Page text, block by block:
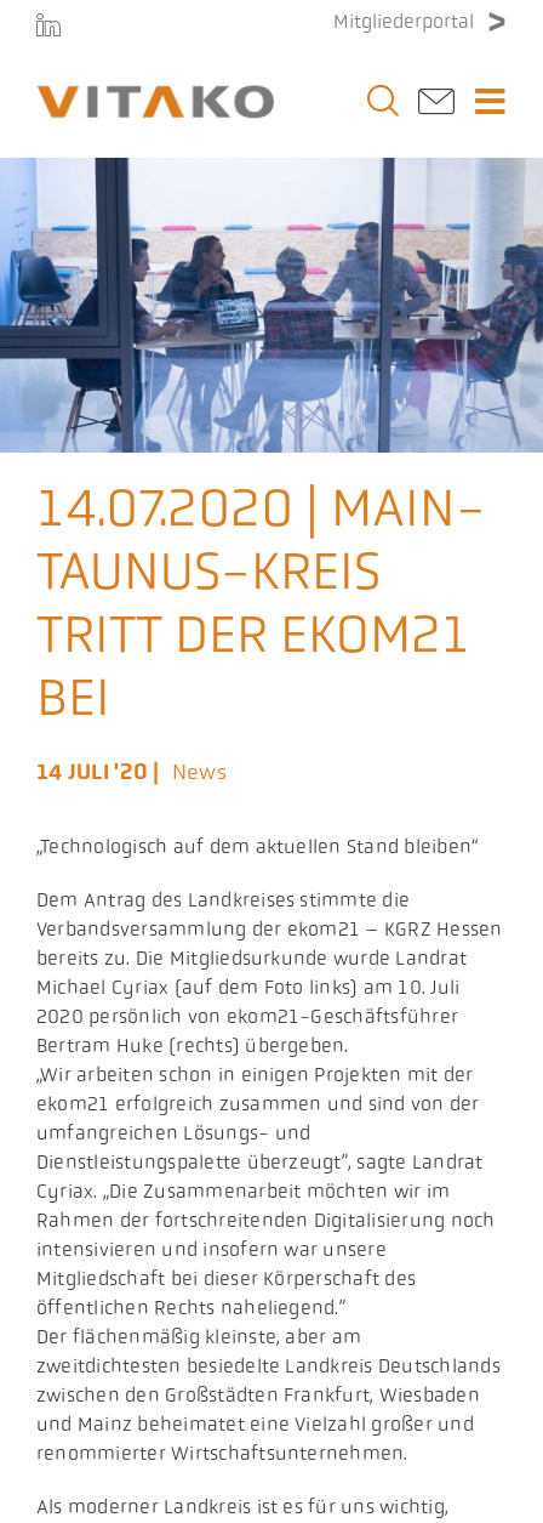
Zum
springen
Mitgliederportal
Vitako
Themen
Stellenmarkt
Veranstaltungen
Presse
Aktuelles
Podcast
14.07.2020 | MAIN-
TAUNUS-KREIS
TRITT DER EKOM21
BEI
14 JULI '20 | News
„Technologisch auf dem aktuellen Stand bleiben“
Dem Antrag des Landkreises stimmte die
Verbandsversammlung der ekom21 – KGRZ Hessen
bereits zu. Die Mitgliedsurkunde wurde Landrat
Michael Cyriax (auf dem Foto links) am 10. Juli
2020 persönlich von ekom21-Geschäftsführer
Bertram Huke (rechts) übergeben.
„Wir arbeiten schon in einigen Projekten mit der
ekom21 erfolgreich zusammen und sind von der
umfangreichen Lösungs- und
Dienstleistungspalette überzeugt”, sagte Landrat
Cyriax. „Die Zusammenarbeit möchten wir im
Rahmen der fortschreitenden Digitalisierung noch
intensivieren und insofern war unsere
Mitgliedschaft bei dieser Körperschaft des
öffentlichen Rechts naheliegend.”
Der flächenmäßig kleinste, aber am
zweitdichtesten besiedelte Landkreis Deutschlands
zwischen den Großstädten Frankfurt, Wiesbaden
und Mainz beheimatet eine Vielzahl großer und
renommierter Wirtschaftsunternehmen.
Als moderner Landkreis ist es für uns wichtig,